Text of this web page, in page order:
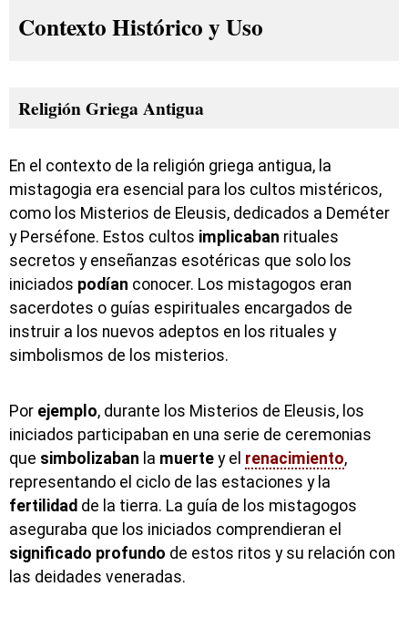
Contexto Histórico y Uso
Religión Griega Antigua
En el contexto de la religión griega antigua, la
mistagogia era esencial para los cultos mistéricos,
como los Misterios de Eleusis, dedicados a Deméter
y Perséfone. Estos cultos implicaban rituales
secretos y enseñanzas esotéricas que solo los
iniciados podían conocer. Los mistagogos eran
sacerdotes o guías espirituales encargados de
instruir a los nuevos adeptos en los rituales y
simbolismos de los misterios.
Por ejemplo, durante los Misterios de Eleusis, los
iniciados participaban en una serie de ceremonias
que simbolizaban la muerte y el renacimiento,
representando el ciclo de las estaciones y la
fertilidad de la tierra. La guía de los mistagogos
aseguraba que los iniciados comprendieran el
significado profundo de estos ritos y su relación con
las deidades veneradas.